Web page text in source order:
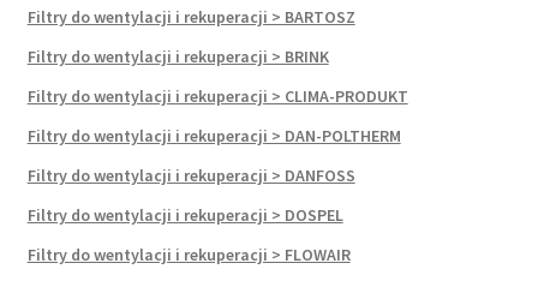
Filtry do wentylacji i rekuperacji > BARTOSZ
Filtry do wentylacji i rekuperacji > BRINK
Filtry do wentylacji i rekuperacji > CLIMA-PRODUKT
Filtry do wentylacji i rekuperacji > DAN-POLTHERM
Filtry do wentylacji i rekuperacji > DANFOSS
Filtry do wentylacji i rekuperacji > DOSPEL
Filtry do wentylacji i rekuperacji > FLOWAIR